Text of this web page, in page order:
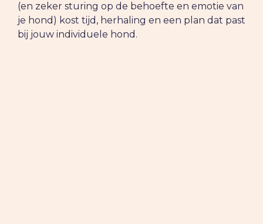
(en zeker sturing op de behoefte en emotie van
je hond) kost tijd, herhaling en een plan dat past
bij jouw individuele hond.